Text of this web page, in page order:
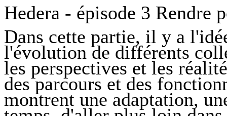
Hedera - épisode 3 Rendre
Dans cette partie, il y a
l'évolution de différents
les perspectives et les
des parcours et des
montrent une adaptation,